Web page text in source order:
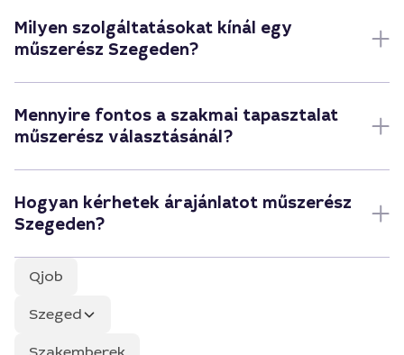
Milyen szolgáltatásokat kínál egy
műszerész Szegeden?
Mennyire fontos a szakmai tapasztalat
műszerész választásánál?
Hogyan kérhetek árajánlatot műszerész
Szegeden?
Qjob
Szeged